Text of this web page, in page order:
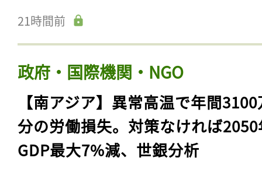
21時間前
政府・国際機関・NGO
【南アジア】異常高温で年間
分の労働損失。対策なければ
GDP最大7%減、世銀分析